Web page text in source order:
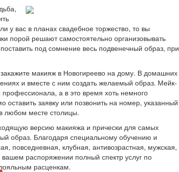
у вас в планах свадебное торжество, то вы
порой решают самостоятельно организовывать
под сомнение весь подвенечный образ, при
макияж в Новогиреево на дому. В домашних
и вместе с ним создать желаемый образ. Мейк-
а в это время хоть немного
заявку или позвонить на номер, указанный
любом месте столицы.
версию макияжа и прически для самых
образ. Благодаря специальному обучению и
повседневная, клубная, антивозрастная, мужская,
распоряжении полный спектр услуг по
расценкам.